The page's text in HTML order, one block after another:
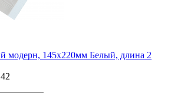
модерн, 145х220мм Белый, длина 2